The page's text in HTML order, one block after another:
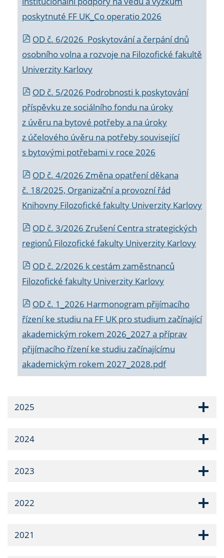
poskytnuté FF UK_Co operatio 2026
OD č. 6/2026 Poskytování a čerpání dnů
osobního volna a rozvoje na Filozofické fakultě
Univerzity Karlovy
OD č. 5/2026 Podrobnosti k poskytování
příspěvku ze sociálního fondu na úroky
z úvěru na bytové potřeby a na úroky
z účelového úvěru na potřeby související
s bytovými potřebami v roce 2026
OD č. 4/2026 Změna opatření děkana
č. 18/2025, Organizační a provozní řád
Knihovny Filozofické fakulty Univerzity Karlovy
OD č. 3/2026 Zrušení Centra strategických
regionů Filozofické fakulty Univerzity Karlovy
OD č. 2/2026 k cestám zaměstnanců
Filozofické fakulty Univerzity Karlovy
OD č. 1_2026 Harmonogram přijímacího
řízení ke studiu na FF UK pro studium začínající
akademickým rokem 2026_2027 a příprav
přijímacího řízení ke studiu začínajícímu
akademickým rokem 2027_2028.pdf
2025
2024
2023
2022
2021